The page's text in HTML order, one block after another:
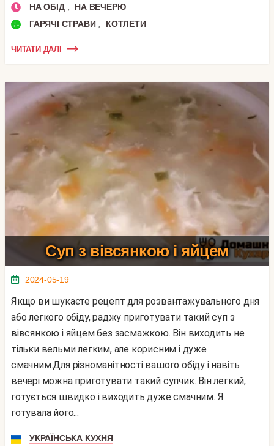
НА ОБІД ,
НА ВЕЧЕРЮ
ГАРЯЧІ СТРАВИ , КОТЛЕТИ
ЧИТАТИ ДАЛІ
Суп з вівсянкою і яйцем
2024-05-19
Якщо ви шукаєте рецепт для розвантажувального дня
або легкого обіду, раджу приготувати такий суп з
вівсянкою і яйцем без засмажкою. Він виходить не
тільки вельми легким, але корисним і дуже
смачним.Для різноманітності вашого обіду і навіть
вечері можна приготувати такий супчик. Він легкий,
готується швидко і виходить дуже смачним. Я
готувала його...
УКРАЇНСЬКА КУХНЯ